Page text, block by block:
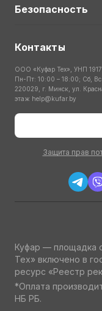
Безопасность
Контакты
ООО «Куфар Тех», УНП
Пн-Пт: 10:00 – 18:00; Сб,
220029, г. Минск, ул.
этаж help@kufar.by
Защита прав
Куфар — площадка
Тех» включено в
ресурс «Реестр
*Оплата
НБ РБ.